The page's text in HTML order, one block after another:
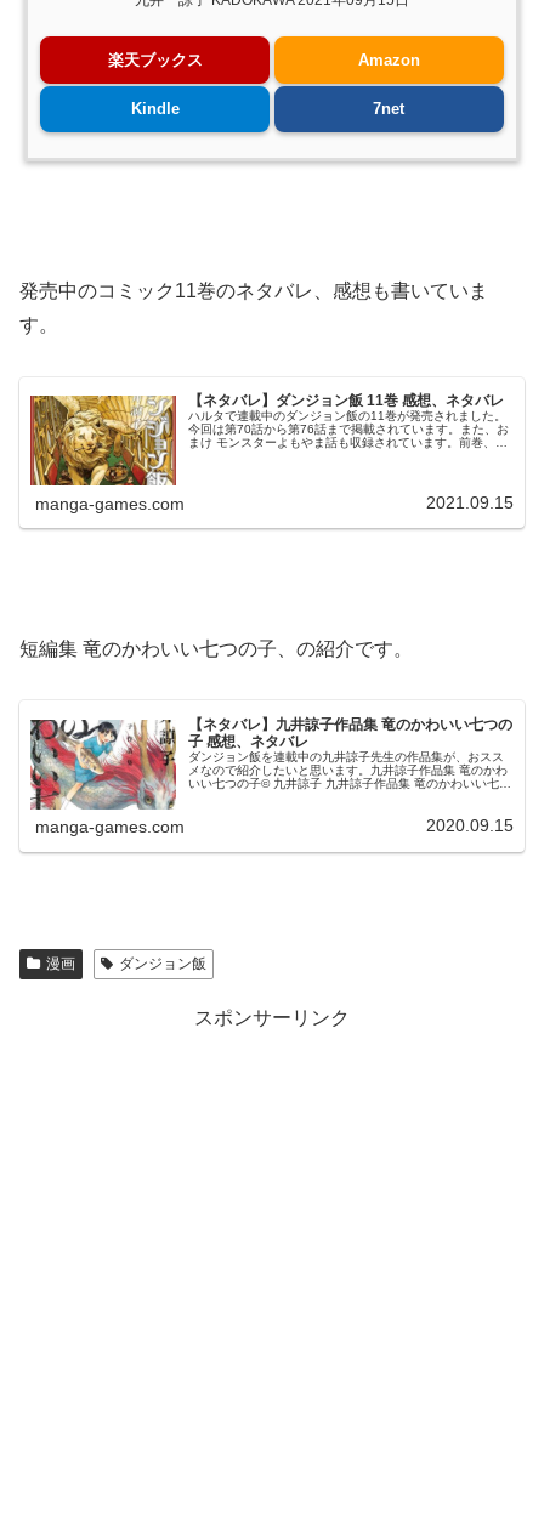
楽天ブックス Amazon
Kindle 7net
発売中のコミック11巻のネタバレ、感想も書いていま
す。
【ネタバレ】ダンジョン飯 11巻 感想、ネタバレ
ハルタで連載中のダンジョン飯の11巻が発売されました。
今回は第70話から第76話まで掲載されています。また、お
まけ モンスターよもやま話も収録されています。前巻、10
manga-games.com 2021.09.15
短編集 竜のかわいい七つの子、の紹介です。
【ネタバレ】九井諒子作品集 竜のかわいい七つの
子 感想、ネタバレ
ダンジョン飯を連載中の九井諒子先生の作品集が、おスス
メなので紹介したいと思います。九井諒子作品集 竜のかわ
いい七つの子© 九井諒子 九井諒子作品集 竜のかわいい七つ
manga-games.com 2020.09.15
漫画 ダンジョン飯
スポンサーリンク